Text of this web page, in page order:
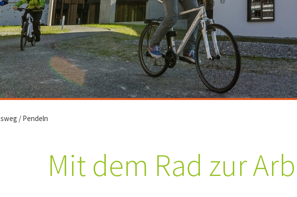
/ Pendeln
Mit dem Rad zur